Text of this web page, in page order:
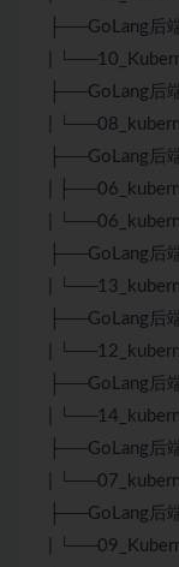
├──GoLang后
|
├──GoLang后
|
├──GoLang后
|
|
├──GoLang后
|
├──GoLang后
|
├──GoLang后
|
├──GoLang后
|
├──GoLang后
|